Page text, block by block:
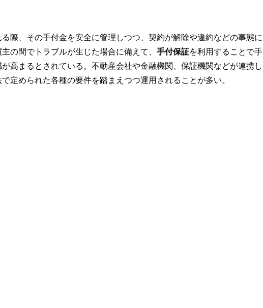
際、その手付金を安全に管理しつつ、契約が解除や違約などの事態に
の間でトラブルが生じた場合に備えて、 手付保証を利用することで手
高まるとされている。不動産会社や金融機関、保証機関などが連携し
定められた各種の要件を踏まえつつ運用されることが多い。